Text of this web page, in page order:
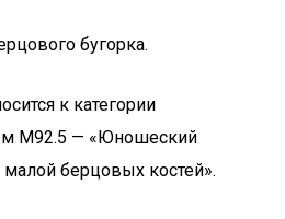
бугорка.
к категории
M92.5 — «Юношеский
берцовых костей».